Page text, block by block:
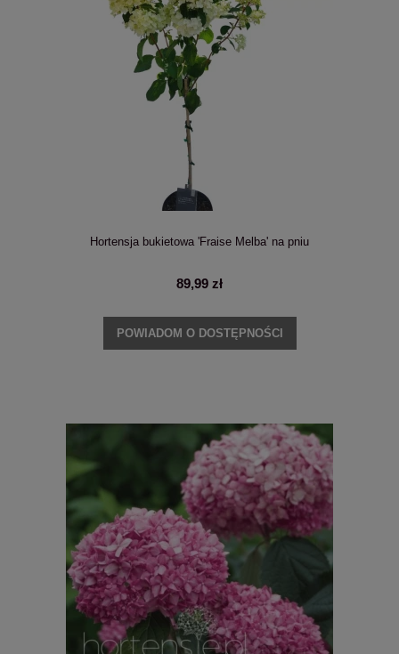
Hortensja bukietowa 'Fraise Melba' na pniu
89,99 zł
POWIADOM O DOSTĘPNOŚCI